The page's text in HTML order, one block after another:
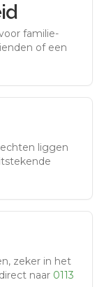
familie-
of een
liggen
zeker in het
naar 0113